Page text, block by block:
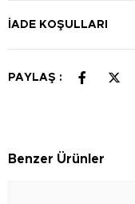
İADE KOŞULLARI
PAYLAŞ :
Benzer Ürünler